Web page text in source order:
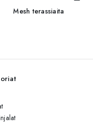
Mesh terassiaita